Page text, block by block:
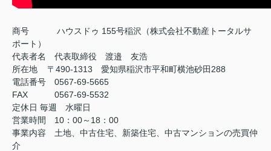
商号
ハウスドゥ 155号稲沢（株式会社不動産トータルサ
ポート）
代表者名 代表取締役 渡邉 友浩
所在地 〒490-1313 愛知県稲沢市平和町横池砂田288
電話番号 0567-69-5665
FAX
0567-69-5532
定休日 毎週 水曜日
営業時間 10：00～18：00
事業内容 土地、中古住宅、新築住宅、中古マンションの売買仲
介